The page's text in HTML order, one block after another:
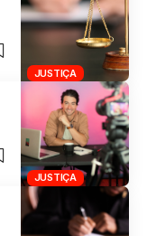
JUSTIÇA
JUSTIÇA